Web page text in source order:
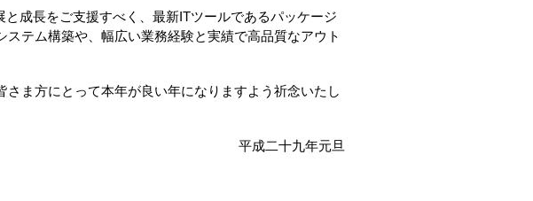
成長をご支援すべく、最新ITツールであるパッケージ
テム構築や、幅広い業務経験と実績で高品質なアウト
ま方にとって本年が良い年になりますよう祈念いたし
平成二十九年元旦